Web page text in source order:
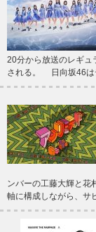
20分から放送のレギュ
される。 日向坂46
ンバーの工藤大輝と花
軸に構成しながら、サ